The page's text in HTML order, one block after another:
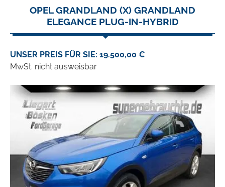
OPEL GRANDLAND (X) GRANDLAND
ELEGANCE PLUG-IN-HYBRID
UNSER PREIS FÜR SIE: 19.500,00 €
MwSt. nicht ausweisbar